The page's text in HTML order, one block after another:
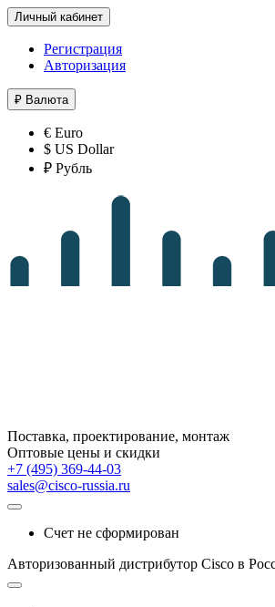
Личный кабинет
Регистрация
Авторизация
₽ Валюта
€ Euro
$ US Dollar
₽ Рубль
Поставка, проектирование, монтаж
Оптовые цены и скидки
+7 (495) 369-44-03
sales@cisco-russia.ru
Счет не сформирован
Авторизованный дистрибутор Cisco в